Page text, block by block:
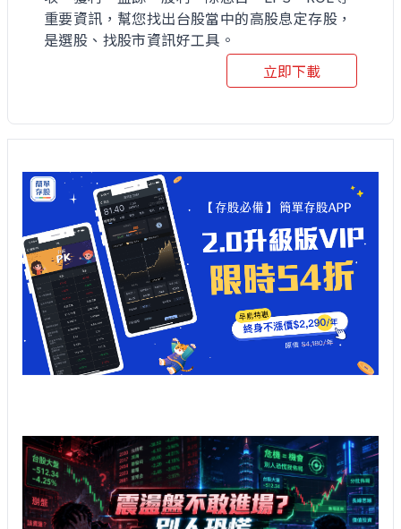
重要資訊，幫您找出台股當中的高股息定存股，
是選股、找股市資訊好工具。
立即下載